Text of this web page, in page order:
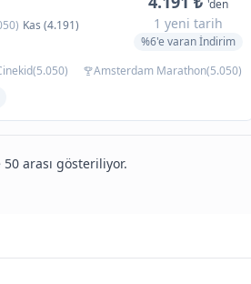
Kas (4.191)
'den
1 yeni tarih
%6'e varan İndirim
Amsterdam Marathon(5.050)
arası gösteriliyor.